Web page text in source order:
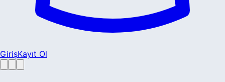
GirişKayıt Ol